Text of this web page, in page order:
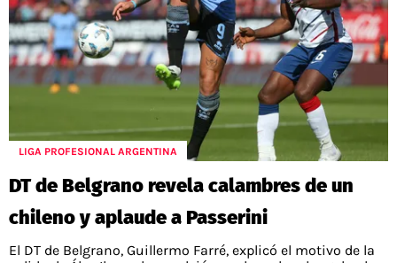
LIGA PROFESIONAL ARGENTINA
DT de Belgrano revela calambres de un
chileno y aplaude a Passerini
El DT de Belgrano, Guillermo Farré, explicó el motivo de la